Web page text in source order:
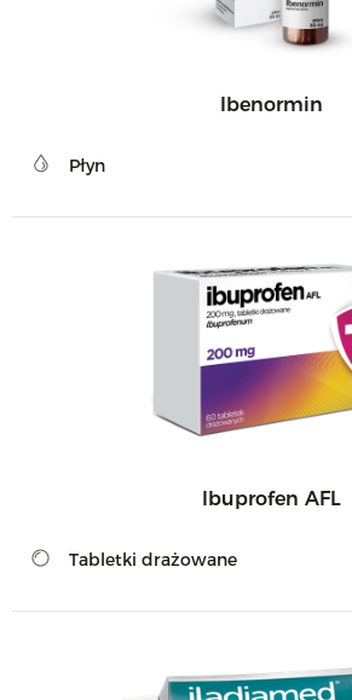
Ibenormin
Płyn
Ibuprofen AFL
Tabletki drażowane